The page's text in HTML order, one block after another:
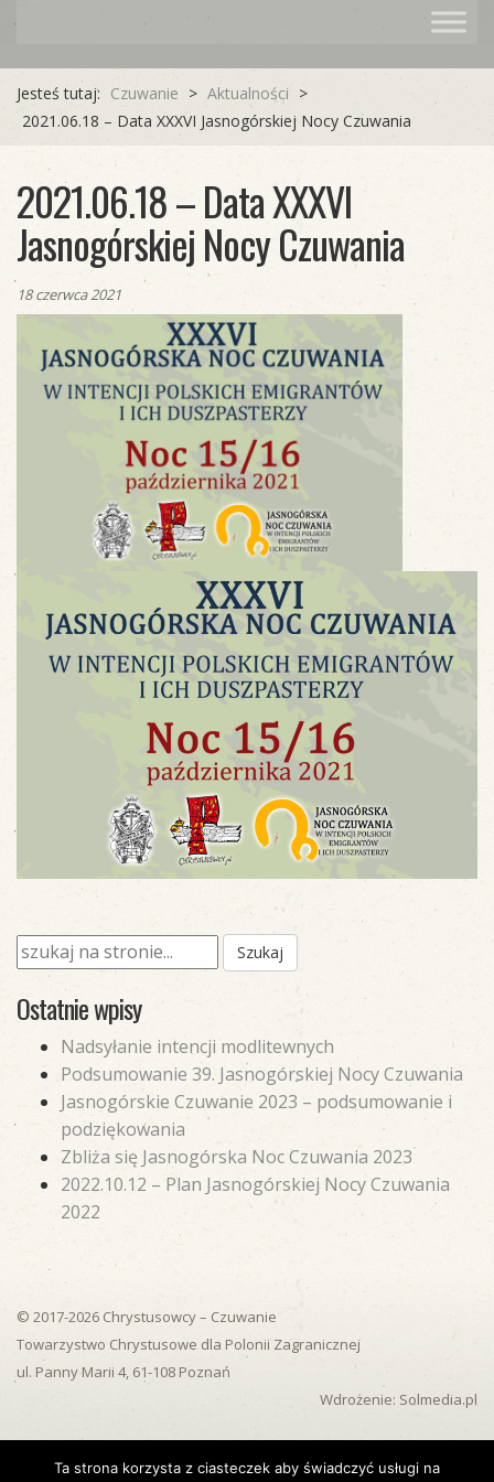
Jesteś tutaj: Czuwanie > Aktualności >
2021.06.18 – Data XXXVI Jasnogórskiej Nocy Czuwania
2021.06.18 – Data XXXVI
Jasnogórskiej Nocy Czuwania
18 czerwca 2021
Ostatnie wpisy
Nadsyłanie intencji modlitewnych
Podsumowanie 39. Jasnogórskiej Nocy Czuwania
Jasnogórskie Czuwanie 2023 – podsumowanie i
podziękowania
Zbliża się Jasnogórska Noc Czuwania 2023
2022.10.12 – Plan Jasnogórskiej Nocy Czuwania
2022
© 2017-2026 Chrystusowcy – Czuwanie
Towarzystwo Chrystusowe dla Polonii Zagranicznej
ul. Panny Marii 4, 61-108 Poznań
Wdrożenie: Solmedia.pl
Ta strona korzysta z ciasteczek aby świadczyć usługi na